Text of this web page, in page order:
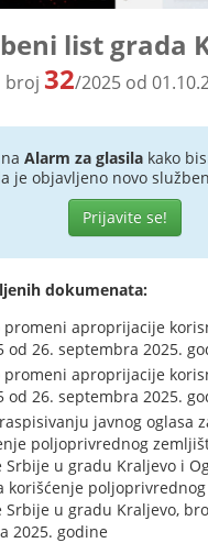
list grada
broj 32/2025 od
Alarm za glasilakako
je objavljeno novo
Prijavite se!
dokumenata:
promeni aproprijacije
od 26. septembra 2025.
promeni aproprijacije
od 26. septembra 2025.
javnog oglasa
poljoprivrednog
Srbije u gradu Kraljevo i
korišćenje
Srbije u gradu Kraljevo,
2025. godine